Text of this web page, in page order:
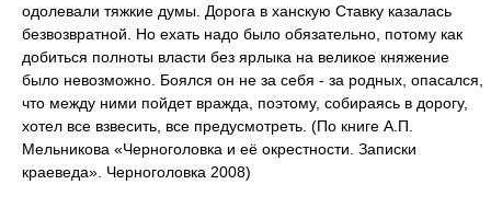
одолевали тяжкие думы. Дорога в ханскую Ставку казалась
безвозвратной. Но ехать надо было обязательно, потому как
добиться полноты власти без ярлыка на великое княжение
было невозможно. Боялся он не за себя - за родных, опасался,
что между ними пойдет вражда, поэтому, собираясь в дорогу,
хотел все взвесить, все предусмотреть. (По книге А.П.
Мельникова «Черноголовка и её окрестности. Записки
краеведа». Черноголовка 2008)